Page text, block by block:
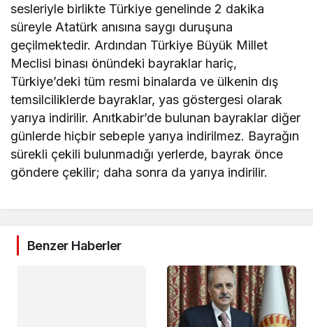
sesleriyle birlikte Türkiye genelinde 2 dakika
süreyle Atatürk anısına saygı duruşuna
geçilmektedir. Ardından Türkiye Büyük Millet
Meclisi binası önündeki bayraklar hariç,
Türkiye’deki tüm resmi binalarda ve ülkenin dış
temsilciliklerde bayraklar, yas göstergesi olarak
yarıya indirilir. Anıtkabir’de bulunan bayraklar diğer
günlerde hiçbir sebeple yarıya indirilmez. Bayrağın
sürekli çekili bulunmadığı yerlerde, bayrak önce
göndere çekilir; daha sonra da yarıya indirilir.
Benzer Haberler